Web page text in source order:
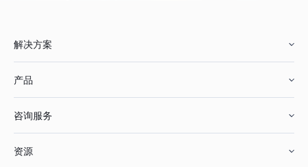
解决方案
鞋服行业
产品
咨询服务
资源